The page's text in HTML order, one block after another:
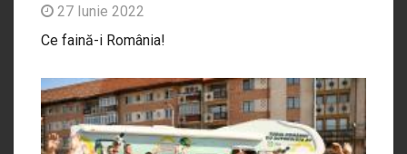
27 Iunie 2022
Ce faină-i România!